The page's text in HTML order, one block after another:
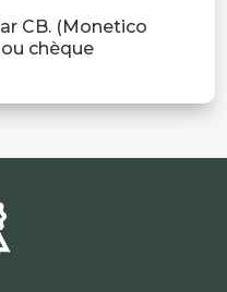
CB. (Monetico
chèque